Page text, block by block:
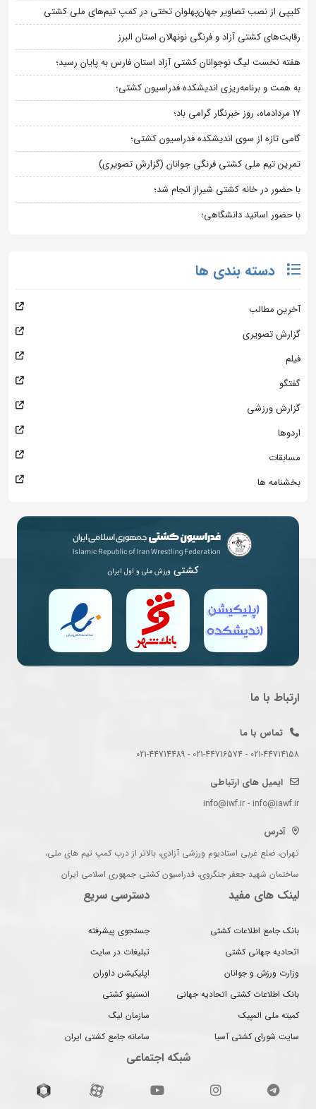
کلیپی از نصب تصاویر جهان‌پهلوان تختی در کمپ تیم‌های ملی کشتی
رقابت‌های کشتی آزاد و فرنگی نونهالان استان البرز
هفته نخست لیگ نوجوانان کشتی آزاد استان فارس به پایان رسید؛
به همت و برنامه‌ریزی اندیشکده فدراسیون کشتی؛
۱۷ مردادماه، روز خبرنگار گرامی باد؛
گامی تازه از سوی اندیشکده فدراسیون کشتی؛
تمرین تیم ملی کشتی فرنگی جوانان (گزارش تصویری)
با حضور در خانه کشتی شیراز انجام شد؛
با حضور اساتید دانشگاهی؛
دسته بندی ها
آخرین مطالب
گزارش تصویری
فیلم
گفتگو
گزارش ورزشی
اردوها
مسابقات
بخشنامه ها
کشتی ورزش ملی و اول ایران
ارتباط با ما
تماس با ما
021-44714158 - 021-44716574 - 021-44714489
ایمیل های ارتباطی
info@iwf.ir - info@iawf.ir
آدرس
تهران، ضلع غربی استادیوم ورزشی آزادی، بالاتر از درب کمپ تیم های ملی،
ساختمان شهید جعفر جنگروی، فدراسیون کشتی جمهوری اسلامی ایران
لینک های مفید
بانک جامع اطلاعات کشتی
اتحادیه جهانی کشتی
وزارت ورزش و جوانان
بانک اطلاعات کشتی اتحادیه جهانی
کمیته ملی المپیک
سایت شورای کشتی آسیا
دسترسی سریع
جستجوی پیشرفته
تبلیغات در سایت
اپلیکیشن داوران
انستیتو کشتی
سازمان لیگ
سامانه جامع کشتی ایران
شبکه اجتماعی